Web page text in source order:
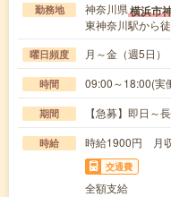
勤務地 神奈川県横浜市
東神奈川駅から
曜日頻度 月～金（週5日
時間 09:00～18:00(
期間 【急募】即日～
時給 時給1900円 月
交通費
全額支給